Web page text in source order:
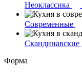
Неоклассика
Современные
Скандинавские
Форма